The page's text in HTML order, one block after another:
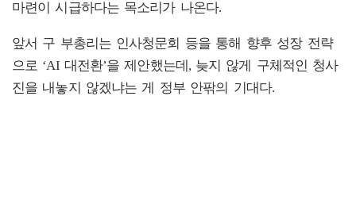
마련이 시급하다는 목소리가 나온다.
앞서 구 부총리는 인사청문회 등을 통해 향후 성장 전략
으로 ‘AI 대전환’을 제안했는데, 늦지 않게 구체적인 청사
진을 내놓지 않겠냐는 게 정부 안팎의 기대다.